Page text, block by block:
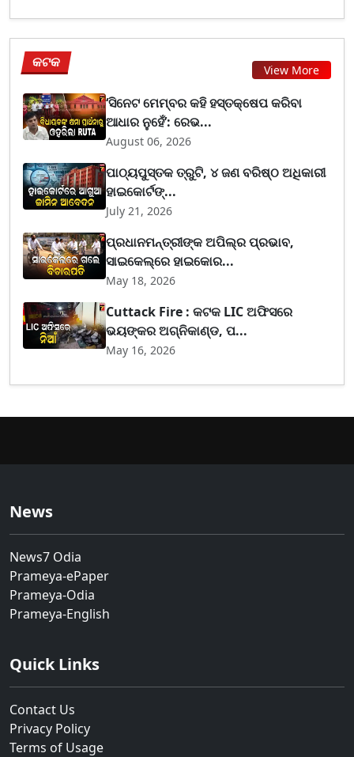
କଟକ View More
‘ସିନେଟ ମେମ୍ବର କହି ହସ୍ତକ୍ଷେପ କରିବା
ଆଧାର ନୁହେଁ’: ରେଭ...
August 06, 2026
ପାଠ୍ୟପୁସ୍ତକ ତ୍ରୁଟି, ୪ ଜଣ ବରିଷ୍ଠ ଅଧିକାରୀ
ହାଇକୋର୍ଟଙ୍...
July 21, 2026
ପ୍ରଧାନମନ୍ତ୍ରୀଙ୍କ ଅପିଲ୍‌ର ପ୍ରଭାବ,
ସାଇକେଲ୍‌ରେ ହାଇକୋର...
May 18, 2026
Cuttack Fire : କଟକ LIC ଅଫିସରେ
ଭୟଙ୍କର ଅଗ୍ନିକାଣ୍ଡ, ପ...
May 16, 2026
News
News7 Odia
Prameya-ePaper
Prameya-Odia
Prameya-English
Quick Links
Contact Us
Privacy Policy
Terms of Usage